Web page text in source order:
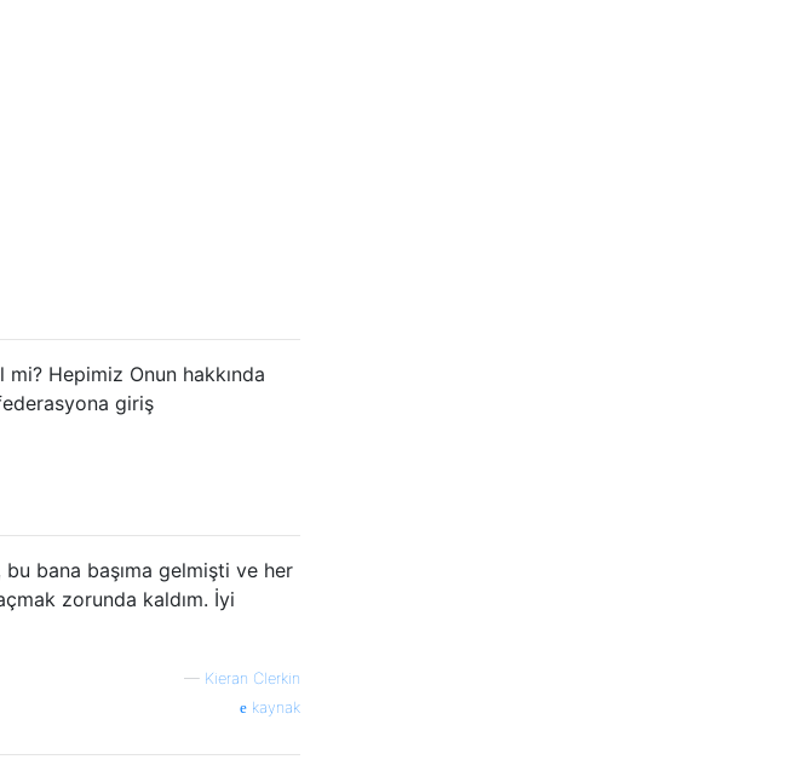
Hepimiz Onun hakkında
giriş
bu bana başıma gelmişti ve her
zorunda kaldım. İyi
— Kieran Clerkin
kaynak